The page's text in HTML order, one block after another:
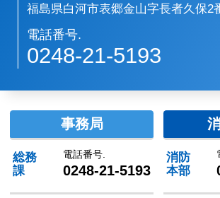
福島県白河市表郷金山字長者久保2
電話番号.
0248-21-5193
事務局
総務
課
電話番号.
0248-21-5193
消防
本部